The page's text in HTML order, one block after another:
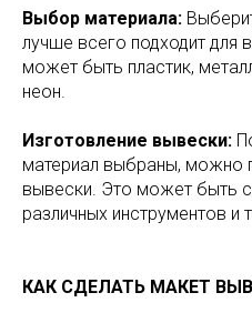
Выбор материала:
лучше всего подходит для
может быть пластик,
неон.
Изготовление вывески:
материал выбраны, можно
вывески. Это может быть
различных инструментов и
КАК СДЕЛАТЬ МАКЕТ